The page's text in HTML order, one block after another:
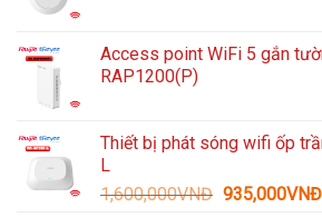
Access point WiFi 5 gắn
RAP1200(P)
Thiết bị phát sóng wifi ốp
L
1,600,000VNĐ Giá
935,000VNĐ